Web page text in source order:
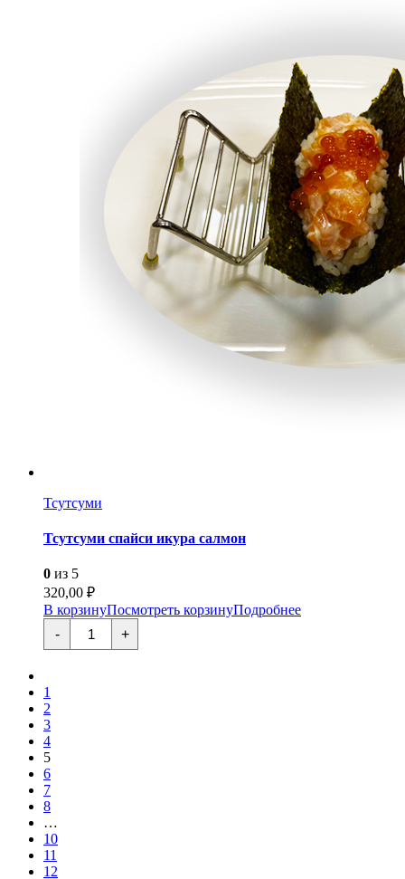
Тсутсуми
Тсутсуми спайси икура салмон
0 из 5
320,00 ₽
В корзинуПосмотреть корзинуПодробнее
-
Количество
товара
Тсутсуми
+
1
2
3
4
5
6
7
8
…
10
11
12